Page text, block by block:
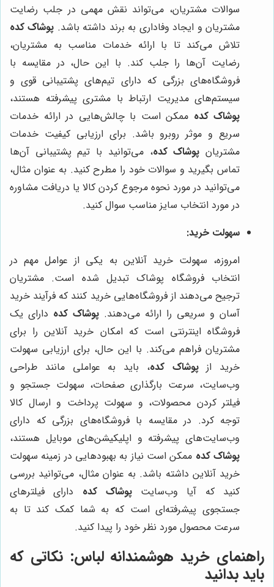
سوالات مشتریان، می‌تواند نقش مهمی در جلب رضایت
مشتریان و ایجاد وفاداری به برند داشته باشد. پوشاک کده
تلاش می‌کند تا با ارائه خدمات مناسب به مشتریان،
رضایت آن‌ها را جلب کند. با این حال، در مقایسه با
فروشگاه‌های بزرگی که دارای تیم‌های پشتیبانی قوی و
سیستم‌های مدیریت ارتباط با مشتری پیشرفته هستند،
پوشاک کده ممکن است با چالش‌هایی در ارائه خدمات
سریع و موثر روبرو باشد. برای ارزیابی کیفیت خدمات
مشتریان پوشاک کده، می‌توانید با تیم پشتیبانی آن‌ها
تماس بگیرید و سوالات خود را مطرح کنید. به عنوان مثال،
می‌توانید در مورد نحوه مرجوع کردن کالا یا دریافت مشاوره
در مورد انتخاب سایز مناسب سوال کنید.
سهولت خرید:
امروزه، سهولت خرید آنلاین به یکی از عوامل مهم در
انتخاب فروشگاه پوشاک تبدیل شده است. مشتریان
ترجیح می‌دهند از فروشگاه‌هایی خرید کنند که فرآیند خرید
آسان و سریعی را ارائه می‌دهند. پوشاک کده دارای یک
فروشگاه اینترنتی است که امکان خرید آنلاین را برای
مشتریان فراهم می‌کند. با این حال، برای ارزیابی سهولت
خرید ازپوشاک کده، باید به عواملی مانند طراحی
وب‌سایت، سرعت بارگذاری صفحات، سهولت جستجو و
فیلتر کردن محصولات، و سهولت پرداخت و ارسال کالا
توجه کرد. در مقایسه با فروشگاه‌های بزرگی که دارای
وب‌سایت‌های پیشرفته و اپلیکیشن‌های موبایل هستند،
پوشاک کده ممکن است نیاز به بهبودهایی در زمینه سهولت
خرید آنلاین داشته باشد. به عنوان مثال، می‌توانید بررسی
کنید که آیا وب‌سایتپوشاک کده دارای فیلترهای
جستجوی پیشرفته‌ای است که به شما کمک کند تا به
سرعت محصول مورد نظر خود را پیدا کنید.
راهنمای خرید هوشمندانه لباس: نکاتی که
باید بدانید